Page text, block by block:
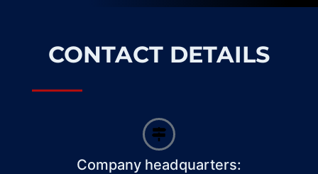
CONTACT DETAILS
Company headquarters: